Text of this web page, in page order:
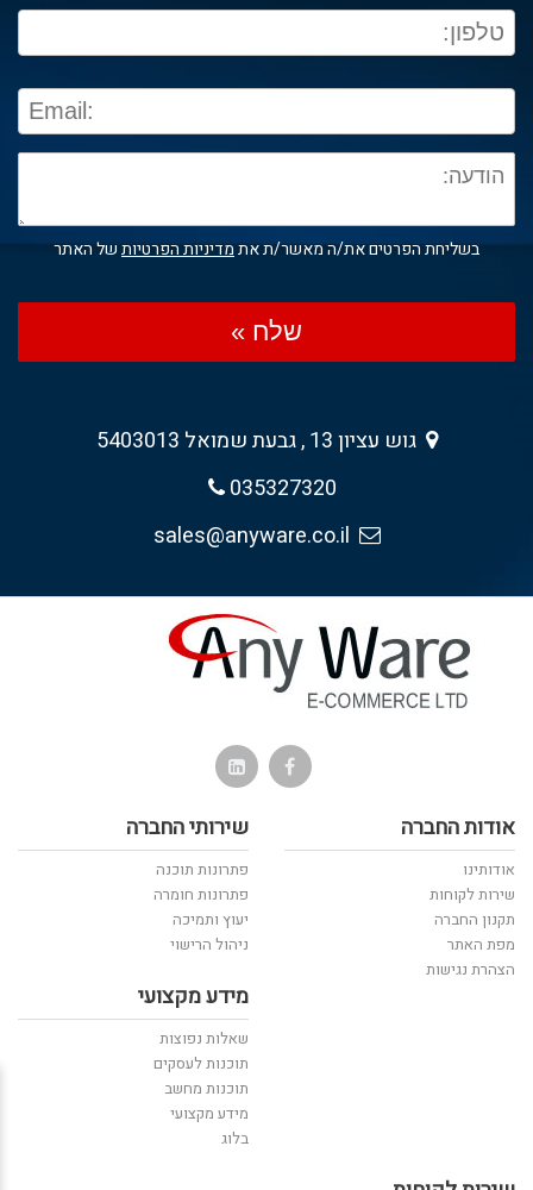
בשליחת הפרטים את/ה מאשר/ת אתמדיניות הפרטיותשל האתר
שלח »
גוש עציון 13 , גבעת שמואל 5403013
035327320
אודות החברה
אודותינו
שירות לקוחות
תקנון החברה
מפת האתר
הצהרת נגישות
שירותי החברה
פתרונות תוכנה
פתרונות חומרה
יעוץ ותמיכה
ניהול הרישוי
מידע מקצועי
שאלות נפוצות
תוכנות לעסקים
תוכנות מחשב
מידע מקצועי
בלוג